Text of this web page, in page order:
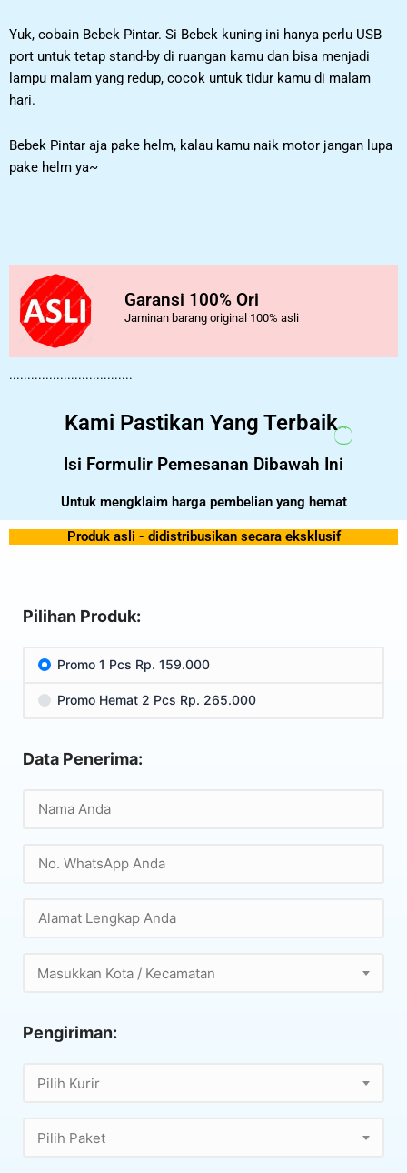
Yuk, cobain Bebek Pintar. Si Bebek kuning ini hanya perlu USB
port untuk tetap stand-by di ruangan kamu dan bisa menjadi
lampu malam yang redup, cocok untuk tidur kamu di malam
hari.
Bebek Pintar aja pake helm, kalau kamu naik motor jangan lupa
pake helm ya~
Garansi 100% Ori
Jaminan barang original 100% asli
..................................
Kami Pastikan Yang Terbaik
Isi Formulir Pemesanan Dibawah Ini
Untuk mengklaim harga pembelian yang hemat
Produk asli - didistribusikan secara eksklusif
Pilihan Produk:
Promo 1 Pcs Rp. 159.000
Promo Hemat 2 Pcs Rp. 265.000
Data Penerima:
Masukkan Kota / Kecamatan
Pengiriman:
Pilih Kurir
Pilih Paket